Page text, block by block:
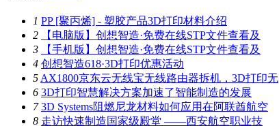
1 PP [聚丙烯] - 塑胶产品3D打印材料介绍
2
【电脑版】创想智造·免费在线STP文件查看及
3
【手机版】创想智造·免费在线STP文件查看及
4 创想智造618·3D打印优惠活动
5 AX1800京东云无线宝无线路由器拆机，3D打印无
6 3D打印智慧解决方案加速了智能制造的发展
7 3D Systems阻燃尼龙材料如何应用在阿联酋航空
8 走访快速制造国家级殿堂 ——西安航空职业技